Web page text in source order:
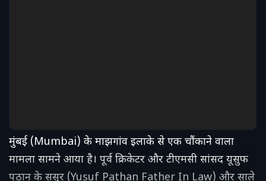
मुंबई (Mumbai) के माझगांव इलाके से एक चौंकाने वाला
मामला सामने आया है। पूर्व क्रिकेटर और टीएमसी सांसद यूसुफ
पठान के ससुर (Yusuf Pathan Father In Law) और साले